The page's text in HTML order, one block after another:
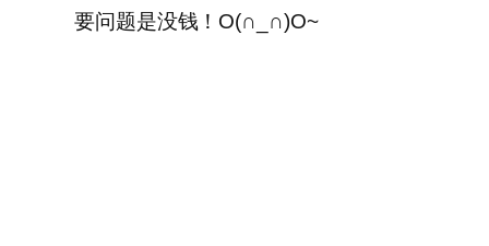
要问题是没钱！O(∩_∩)O~